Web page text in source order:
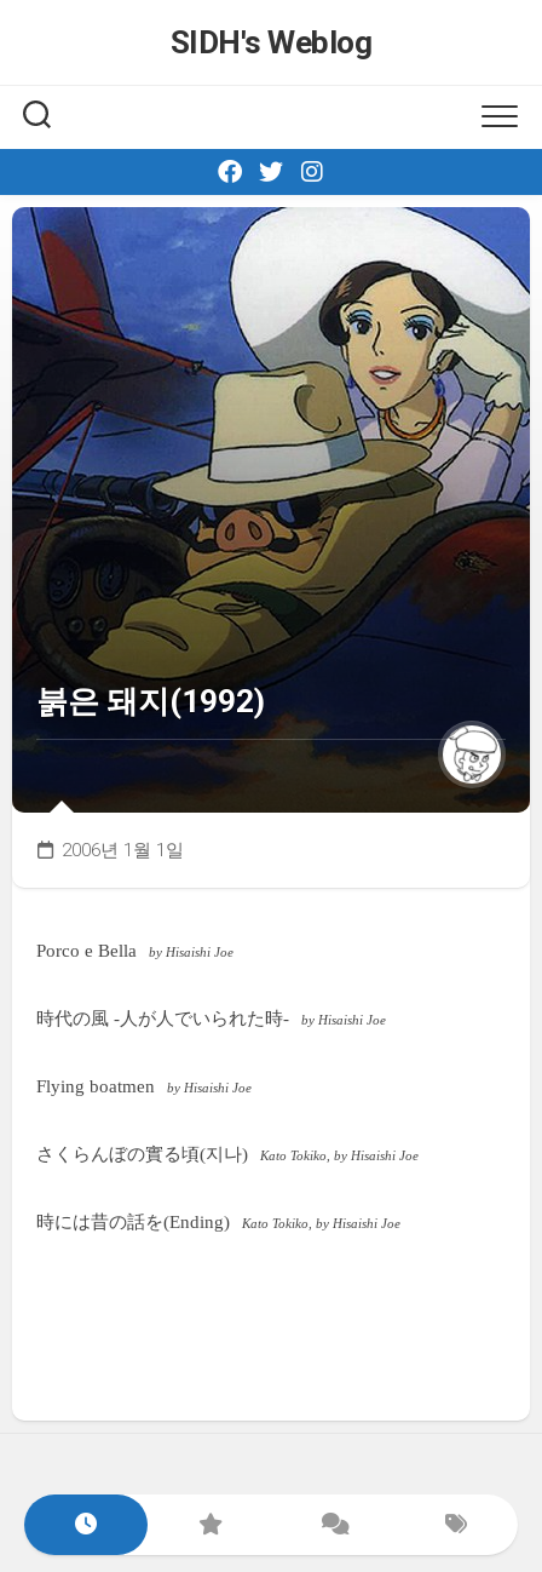
SIDH′s Weblog
붉은 돼지(1992)
2006년 1월 1일
Porco e Bella by Hisaishi Joe
時代の風 -人が人でいられた時- by Hisaishi Joe
Flying boatmen by Hisaishi Joe
さくらんぼの實る頃(지나) Kato Tokiko, by Hisaishi Joe
時には昔の話を(Ending) Kato Tokiko, by Hisaishi Joe